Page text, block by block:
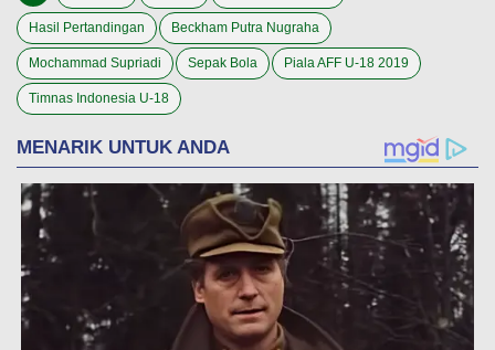
Hasil Pertandingan Beckham Putra Nugraha
Mochammad Supriadi Sepak Bola Piala AFF U-18 2019
Timnas Indonesia U-18